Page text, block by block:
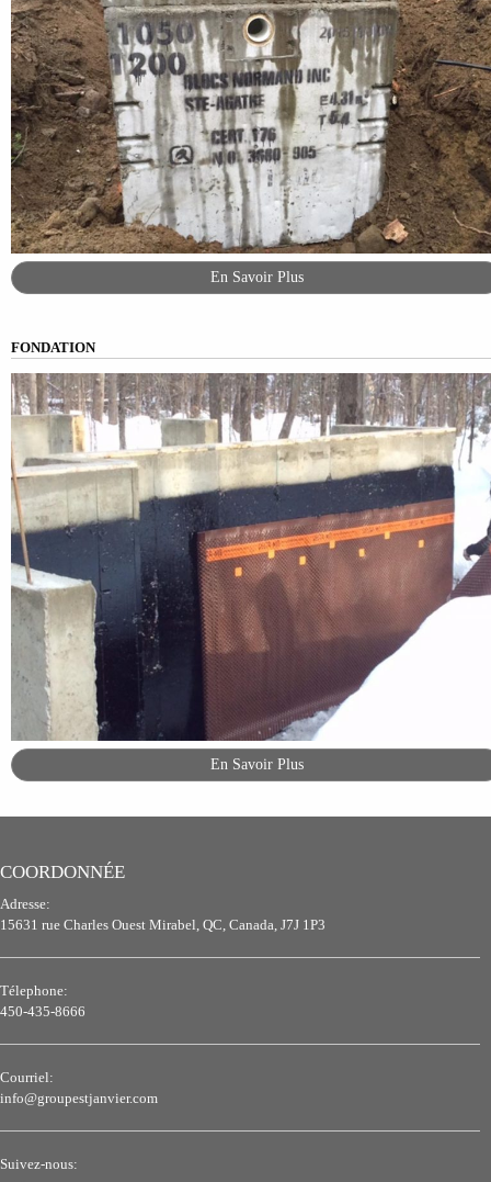
En Savoir Plus
FONDATION
En Savoir Plus
COORDONNÉE
Adresse:
15631 rue Charles Ouest Mirabel, QC, Canada, J7J 1P3
Télephone:
450-435-8666
Courriel:
info@groupestjanvier.com
Suivez-nous: